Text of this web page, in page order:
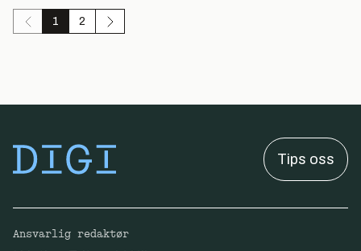
1 2
Tips oss
Ansvarlig redaktør